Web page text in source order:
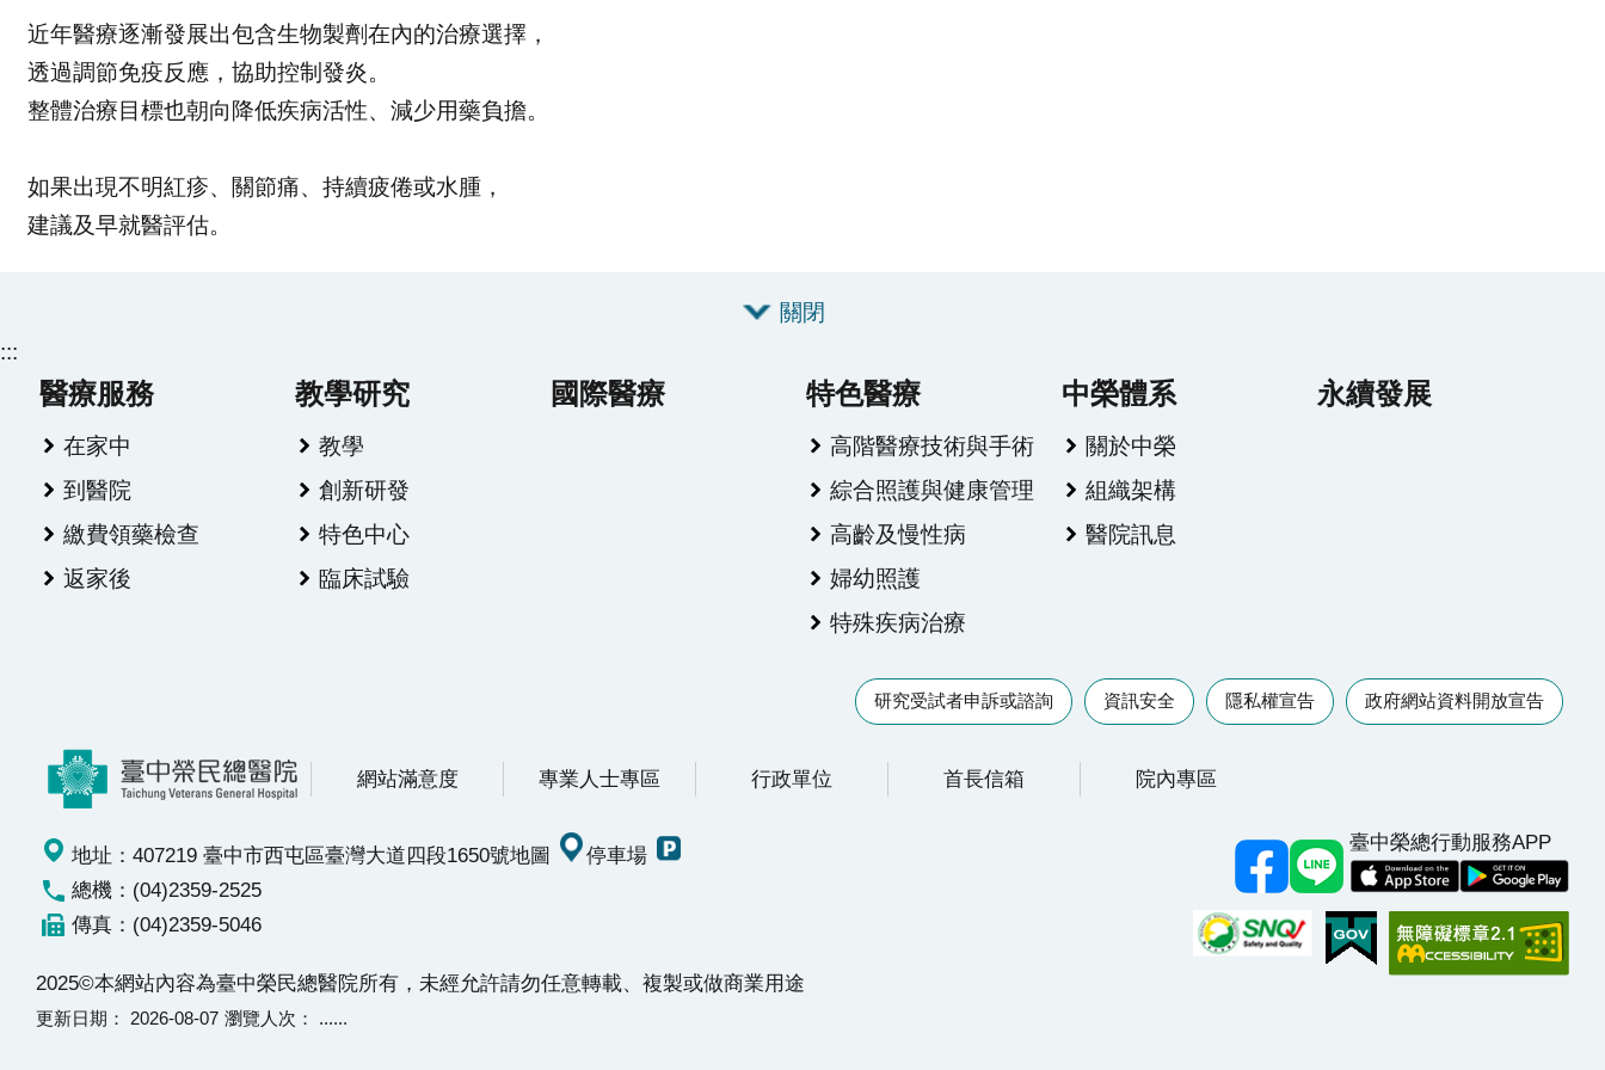
近年醫療逐漸發展出包含生物製劑在內的治療選擇，
透過調節免疫反應，協助控制發炎。
整體治療目標也朝向降低疾病活性、減少用藥負擔。
如果出現不明紅疹、關節痛、持續疲倦或水腫，
建議及早就醫評估。
關閉
:::
醫療服務
在家中
到醫院
繳費領藥檢查
返家後
教學研究
教學
創新研發
特色中心
臨床試驗
國際醫療 特色醫療
高階醫療技術與手術
綜合照護與健康管理
高齡及慢性病
婦幼照護
特殊疾病治療
中榮體系
關於中榮
組織架構
醫院訊息
永續發展
研究受試者申訴或諮詢 資訊安全 隱私權宣告 政府網站資料開放宣告
網站滿意度 專業人士專區 行政單位 首長信箱 院內專區
臺中榮總行動服務APP
地址：407219 臺中市西屯區臺灣大道四段1650號地圖
停車場
總機：(04)2359-2525
傳真：(04)2359-5046
2025©本網站內容為臺中榮民總醫院所有，未經允許請勿任意轉載、複製或做商業用途
更新日期 2026-08-07 瀏覽人次 ......